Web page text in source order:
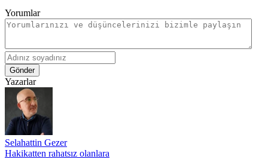
Yorumlar
Gönder
Yazarlar
Selahattin Gezer
Hakikatten rahatsız olanlara